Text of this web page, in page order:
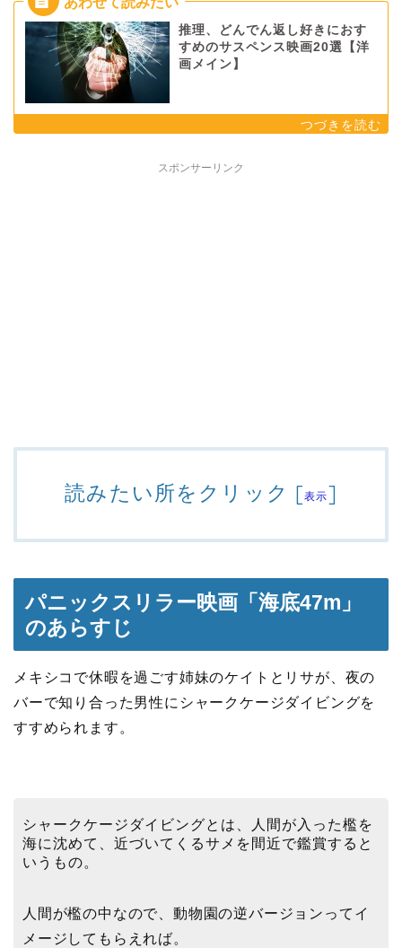
推理、どんでん返し好きにおす
すめのサスペンス映画20選【洋
画メイン】
スポンサーリンク
読みたい所をクリック [表示]
パニックスリラー映画「海底47m」
のあらすじ
メキシコで休暇を過ごす姉妹のケイトとリサが、夜の
バーで知り合った男性にシャークケージダイビングを
すすめられます。
シャークケージダイビングとは、人間が入った檻を
海に沈めて、近づいてくるサメを間近で鑑賞すると
いうもの。
人間が檻の中なので、動物園の逆バージョンってイ
メージしてもらえれば。